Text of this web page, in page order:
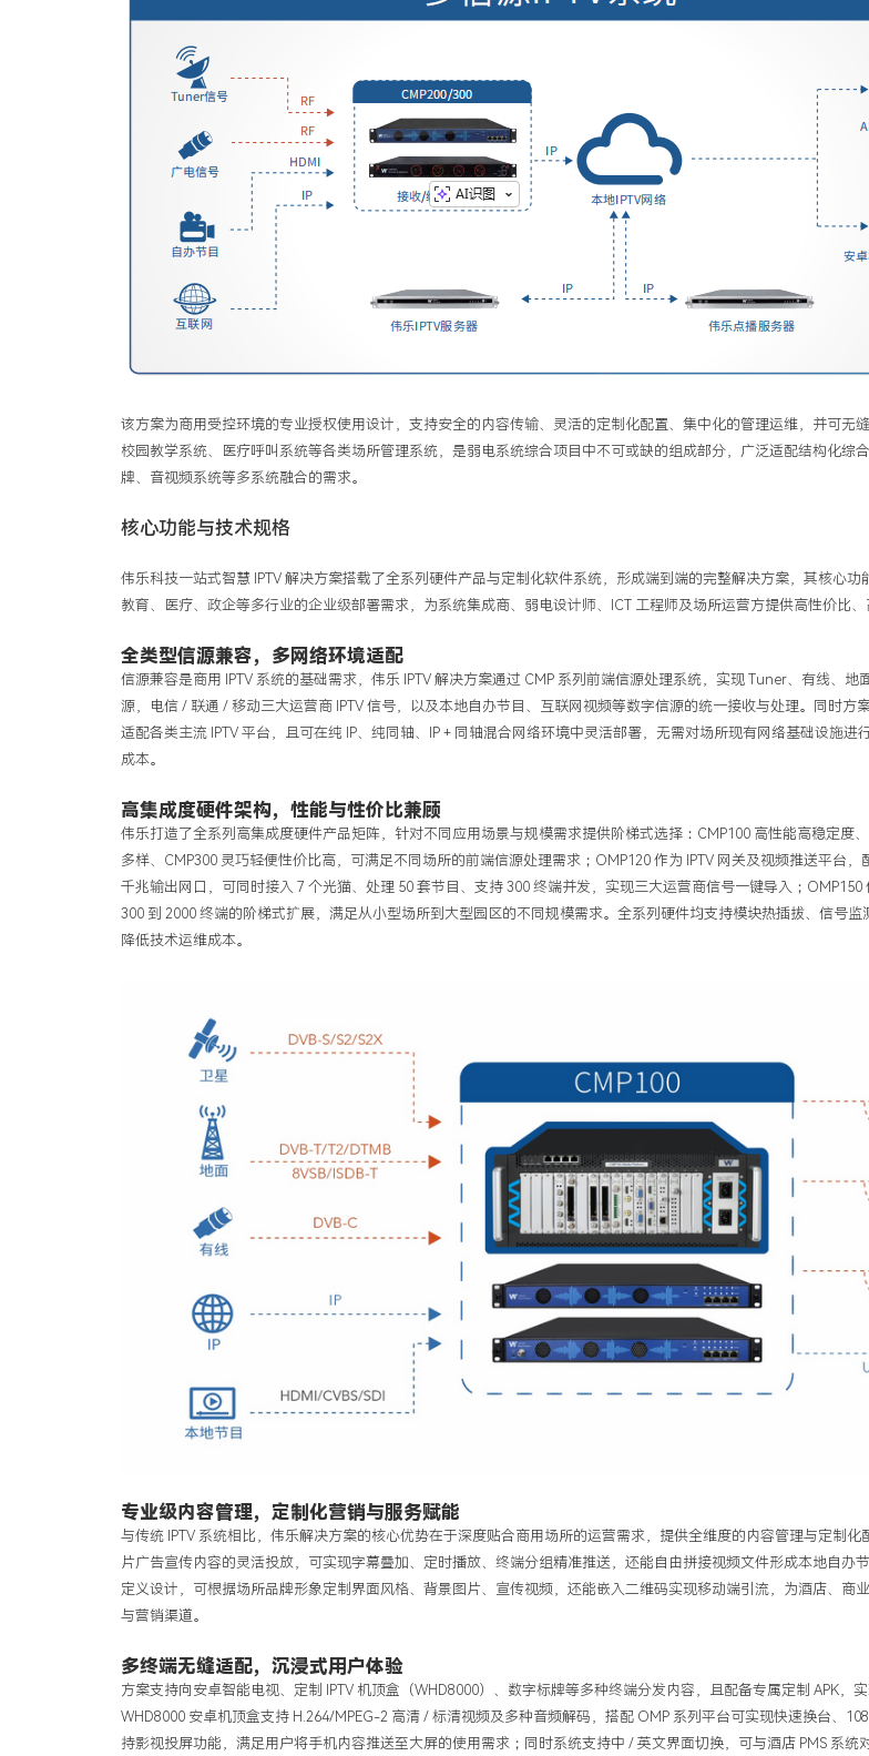
该方案为商用受控环境的专业授权使用设计，支持安全的内容传输、灵活的定制化配置、集中化的管理运维，并可无缝
校园教学系统、医疗呼叫系统等各类场所管理系统，是弱电系统综合项目中不可或缺的组成部分，广泛适配结构化综
牌、音视频系统等多系统融合的需求。
核心功能与技术规格
伟乐科技一站式智慧 IPTV解决方案搭载了全系列硬件产品与定制化软件系统，形成端到端的完整解决方案，其核心功
教育、医疗、政企等多行业的企业级部署需求，为系统集成商、弱电设计师、
ICT 工程师及场所运营方提供高性价比、
全类型信源兼容，多网络环境适配
信源兼容是商用 IPTV 系统的基础需求，伟乐 IPTV解决方案通过 CMP 系列前端信源处理系统，实现Tuner、有线、地
源，电信/ 联通/移动三大运营商 IPTV信号，以及本地自办节目、互联网视频等数字信源的统一接收与处理。同时方
适配各类主流 IPTV平台，且可在纯 IP、纯同轴、 IP + 同轴混合网络环境中灵活部署，无需对场所现有网络基础设施进
成本。
高集成度硬件架构，性能与性价比兼顾
伟乐打造了全系列高集成度硬件产品矩阵，针对不同应用场景与规模需求提供阶梯式选择： CMP100 高性能高稳定度、
多样、 CMP300 灵巧轻便性价比高，可满足不同场所的前端信源处理需求； OMP120作为 IPTV 网关及视频推送平台，
千兆输出网口，可同时接入7个光猫、处理 50套节目、支持300终端并发，实现三大运营商信号一键导入； OMP150
300 到 2000终端的阶梯式扩展，满足从小型场所到大型园区的不同规模需求。全系列硬件均支持模块热插拔、信号
降低技术运维成本。
专业级内容管理，定制化营销与服务赋能
与传统 IPTV 系统相比，伟乐解决方案的核心优势在于深度贴合商用场所的运营需求，提供全维度的内容管理与定制化
片广告宣传内容的灵活投放，可实现字幕叠加、定时播放、终端分组精准推送，还能自由拼接视频文件形成本地自办
定义设计，可根据场所品牌形象定制界面风格、背景图片、宣传视频，还能嵌入二维码实现移动端引流，为酒店、商
与营销渠道。
多终端无缝适配，沉浸式用户体验
方案支持向安卓智能电视、定制 IPTV 机顶盒（WHD8000）、数字标牌等多种终端分发内容，且配备专属定制APK ，
WHD8000 安卓机顶盒支持 H.264/MPEG-2 高清/标清视频及多种音频解码，搭配 OMP 系列平台可实现快速换台、
持影视投屏功能，满足用户将手机内容推送至大屏的使用需求；同时系统支持中/英文界面切换，可与酒店 PMS 系统